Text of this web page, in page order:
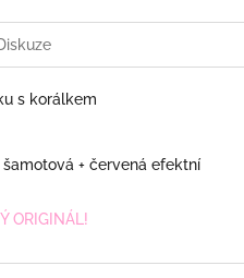
s korálkem
+ červená efektní
ORIGINÁL!